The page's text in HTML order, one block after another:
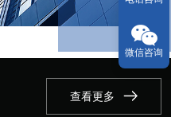
查看更多
微信咨询